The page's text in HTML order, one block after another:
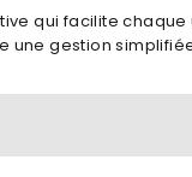
qui facilite
une gestion